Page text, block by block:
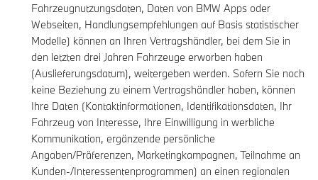
Fahrzeugnutzungsdaten, Daten von BMW Apps oder
Webseiten, Handlungsempfehlungen auf Basis statistischer
Modelle) können an Ihren Vertragshändler, bei dem Sie in
den letzten drei Jahren Fahrzeuge erworben haben
(Auslieferungsdatum), weitergeben werden. Sofern Sie noch
keine Beziehung zu einem Vertragshändler haben, können
Ihre Daten (Kontaktinformationen, Identifikationsdaten, Ihr
Fahrzeug von Interesse, Ihre Einwilligung in werbliche
Kommunikation, ergänzende persönliche
Angaben/Präferenzen, Marketingkampagnen, Teilnahme an
Kunden-/Interessentenprogrammen) an einen regionalen